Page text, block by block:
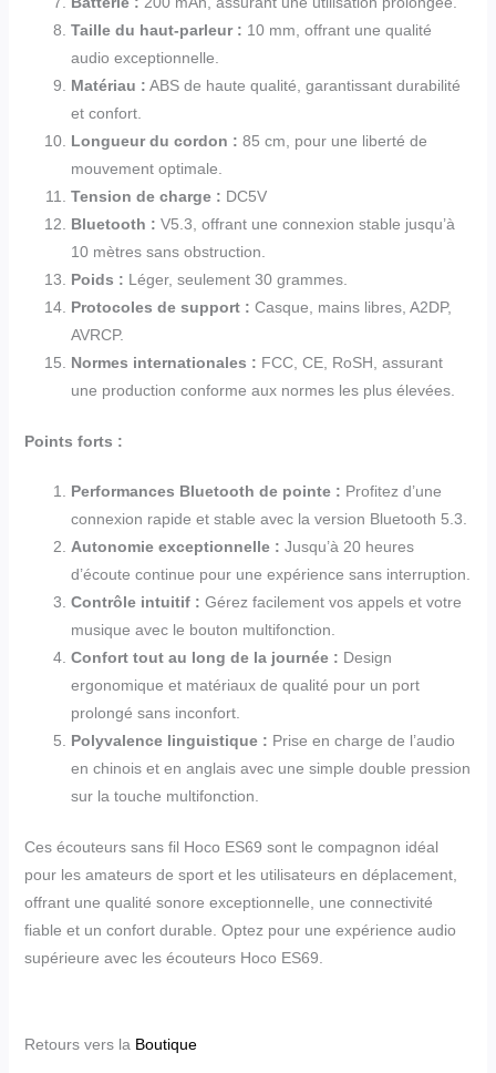
Taille du haut-parleur : 10 mm, offrant une qualité
audio exceptionnelle.
Matériau : ABS de haute qualité, garantissant durabilité
et confort.
Longueur du cordon : 85 cm, pour une liberté de
mouvement optimale.
Tension de charge : DC5V
Bluetooth : V5.3, offrant une connexion stable jusqu’à
10 mètres sans obstruction.
Poids : Léger, seulement 30 grammes.
Protocoles de support : Casque, mains libres, A2DP,
AVRCP.
Normes internationales : FCC, CE, RoSH, assurant
une production conforme aux normes les plus élevées.
Points forts :
Performances Bluetooth de pointe : Profitez d’une
connexion rapide et stable avec la version Bluetooth 5.3.
Autonomie exceptionnelle : Jusqu’à 20 heures
d’écoute continue pour une expérience sans interruption.
Contrôle intuitif : Gérez facilement vos appels et votre
musique avec le bouton multifonction.
Confort tout au long de la journée : Design
ergonomique et matériaux de qualité pour un port
prolongé sans inconfort.
Polyvalence linguistique : Prise en charge de l’audio
en chinois et en anglais avec une simple double pression
sur la touche multifonction.
Ces écouteurs sans fil Hoco ES69 sont le compagnon idéal
pour les amateurs de sport et les utilisateurs en déplacement,
offrant une qualité sonore exceptionnelle, une connectivité
fiable et un confort durable. Optez pour une expérience audio
supérieure avec les écouteurs Hoco ES69.
Retours vers la Boutique